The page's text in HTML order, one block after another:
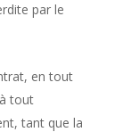
par le
en tout
tout
tant que la